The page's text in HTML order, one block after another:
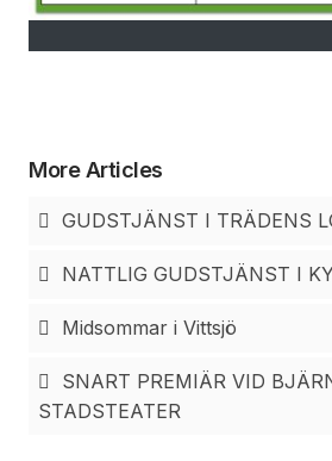
More Articles
GUDSTJÄNST I TRÄDENS
NATTLIG GUDSTJÄNST I
Midsommar i Vittsjö
SNART PREMIÄR VID
STADSTEATER